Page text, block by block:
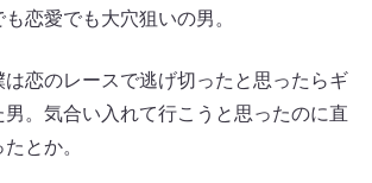
恋愛でも大穴狙いの男。
恋のレースで逃げ切ったと思ったらギ
男。気合い入れて行こうと思ったのに直
とか。